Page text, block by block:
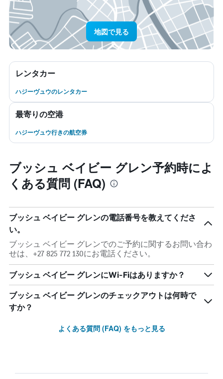
地図で見る
レンタカー
ハジーヴュウのレンタカー
最寄りの空港
ハジーヴュウ行きの航空券
ブッシュ ベイビー グレン予約時によ
くある質問 (FAQ)
ブッシュ ベイビー グレンの電話番号を教えてくださ
い。
ブッシュ ベイビー グレンでのご予約に関するお問い合わ
せは、+27 825 772 130にお電話ください。
ブッシュ ベイビー グレンにWi-Fiはありますか？
ブッシュ ベイビー グレンのチェックアウトは何時で
すか？
よくある質問 (FAQ) をもっと見る